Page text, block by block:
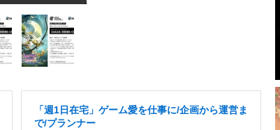
「週1日在宅」ゲーム愛を仕事に/企画から運営ま
で/プランナー